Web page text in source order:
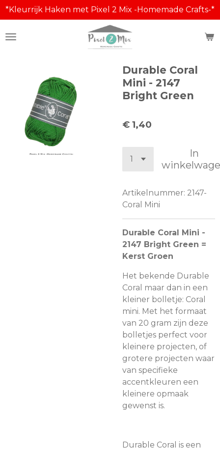
Ga
direct
naar
*Kleurrijk Haken met Pixel 2 Mix -Homemade Crafts-*
Durable Coral
Mini - 2147
Bright Green
€ 1,40
In
Artikelnummer: 2147-
Coral Mini
Durable Coral Mini -
2147 Bright Green =
Kerst Groen
Het bekende Durable
Coral maar dan in een
kleiner bolletje: Coral
mini. Met het formaat
van 20 gram zijn deze
bolletjes perfect voor
kleinere projecten, of
grotere projecten waar
van specifieke
accentkleuren een
kleinere opmaak
gewenst is.
Durable Coral is een